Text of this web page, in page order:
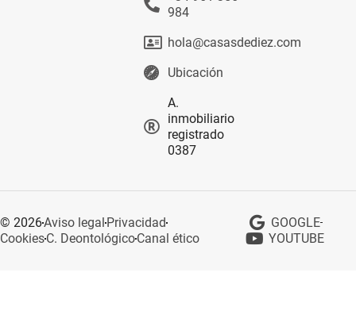
984
hola@casasdediez.com
Ubicación
A.
inmobiliario
registrado
0387
© 2026Aviso legal Privacidad
CookiesC. DeontológicoCanal ético
GOOGLE
YOUTUBE